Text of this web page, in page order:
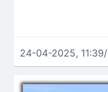
24-04-2025, 11:39/